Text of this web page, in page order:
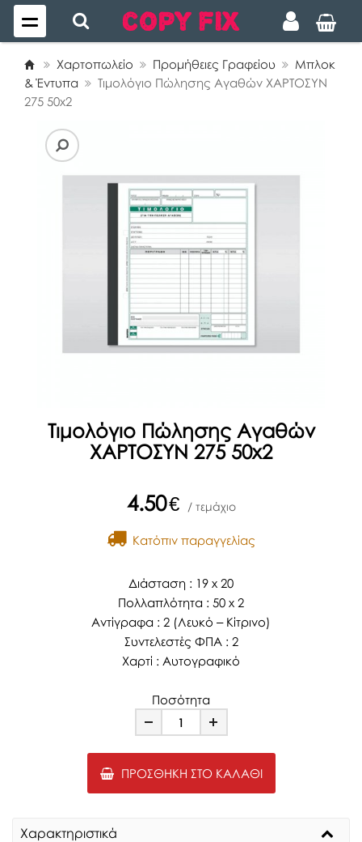
Χαρτοπωλείο Προμήθειες Γραφείου
Μπλοκ
& Έντυπα
Τιμολόγιο Πώλησης Αγαθών ΧΑΡΤΟΣΥΝ
275 50x2
Τιμολόγιο Πώλησης Αγαθών
ΧΑΡΤΟΣΥΝ 275 50x2
4.50€ / τεμάχιο
Kατόπιν παραγγελίας
Διάσταση : 19 x 20
Πολλαπλότητα : 50 x 2
Αντίγραφα : 2 (Λευκό – Κίτρινο)
Συντελεστές ΦΠΑ : 2
Χαρτί : Αυτογραφικό
Ποσότητα
Minus Plus
ΠΡΟΣΘΉΚΗ ΣΤΟ ΚΑΛΆΘΙ
Χαρακτηριστικά